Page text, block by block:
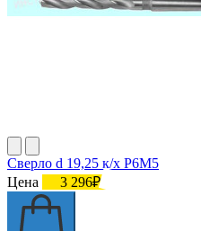
Сверло d 19,25 к/х Р6М5
Цена
3 296₽